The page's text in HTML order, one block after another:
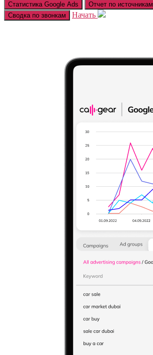
Статистика Google Ads Отчет по источникам
Сводка по звонкам
Начать